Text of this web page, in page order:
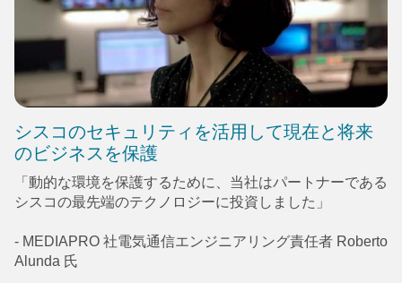
シスコのセキュリティを活用して現在と将来
のビジネスを保護
「動的な環境を保護するために、当社はパートナーである
シスコの最先端のテクノロジーに投資しました」
- MEDIAPRO 社電気通信エンジニアリング責任者 Roberto
Alunda 氏